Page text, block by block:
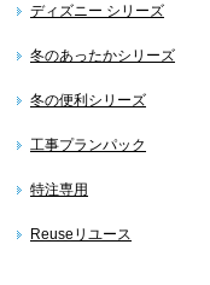
ディズニー シリーズ
冬のあったかシリーズ
冬の便利シリーズ
工事プランパック
特注専用
Reuseリユース